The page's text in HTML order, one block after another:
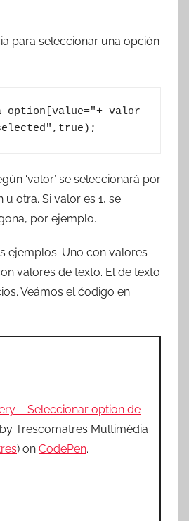
para seleccionar una opción
option[value="+ valor
‘valor’ se seleccionará por
otra. Si valor es 1, se
por ejemplo.
ejemplos. Uno con valores
valores de texto. El de texto
Veámos el ćodigo en
– Seleccionar option de
by Trescomatres Multimèdia
) on CodePen.